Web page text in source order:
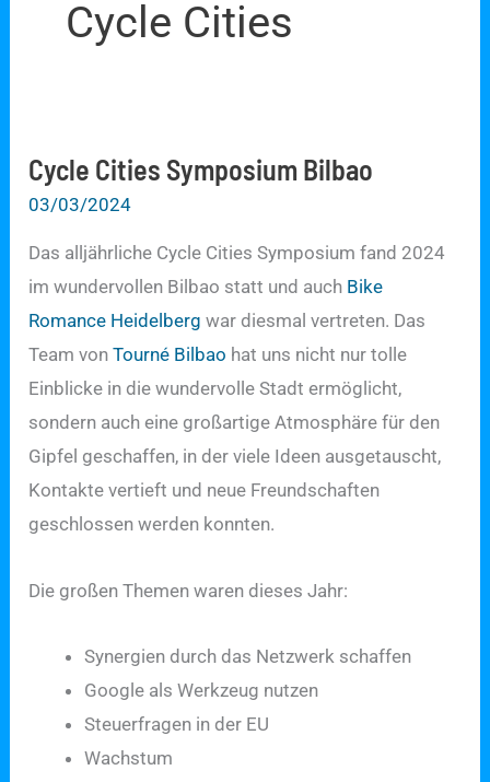
Cycle Cities
Cycle Cities Symposium Bilbao
03/03/2024
Das alljährliche Cycle Cities Symposium fand 2024
im wundervollen Bilbao statt und auch Bike
Romance Heidelberg war diesmal vertreten. Das
Team vonTourné Bilbao hat uns nicht nur tolle
Einblicke in die wundervolle Stadt ermöglicht,
sondern auch eine großartige Atmosphäre für den
Gipfel geschaffen, in der viele Ideen ausgetauscht,
Kontakte vertieft und neue Freundschaften
geschlossen werden konnten.
Die großen Themen waren dieses Jahr:
Synergien durch das Netzwerk schaffen
Google als Werkzeug nutzen
Steuerfragen in der EU
Wachstum